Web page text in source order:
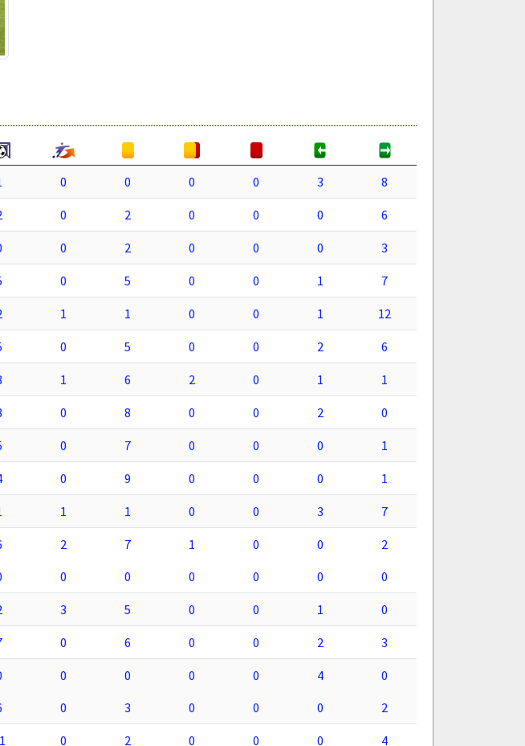
0 0 0 0 3 8
0 2 0 0 0 6
0 2 0 0 0 3
0 5 0 0 1 7
1 1 0 0 1 12
0 5 0 0 2 6
1 6 2 0 1 1
0 8 0 0 2 0
0 7 0 0 0 1
0 9 0 0 0 1
1 1 0 0 3 7
2 7 1 0 0
2
0 0 0 0 0 0
3 5 0 0 1 0
0 6 0 0 2 3
0 0 0 0 4
0
0 3 0 0 0 2
0 2 0 0 0 4